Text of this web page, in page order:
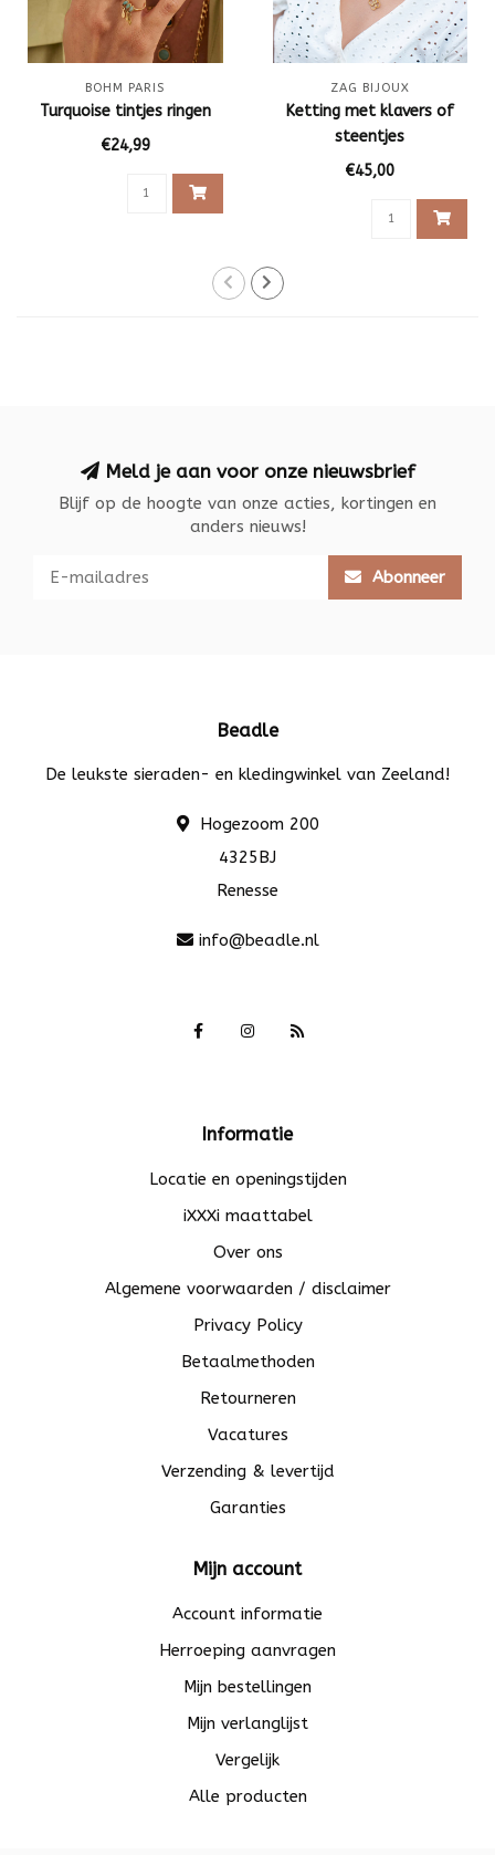
BOHM PARIS
Turquoise tintjes ringen
€24,99
ZAG BIJOUX
Ketting met klavers of
steentjes
€45,00
Meld je aan voor onze nieuwsbrief
Blijf op de hoogte van onze acties, kortingen en
anders nieuws!
Abonneer
Beadle
De leukste sieraden- en kledingwinkel van Zeeland!
Hogezoom 200
4325BJ
Renesse
info@beadle.nl
Informatie
Locatie en openingstijden
iXXXi maattabel
Over ons
Algemene voorwaarden / disclaimer
Privacy Policy
Betaalmethoden
Retourneren
Vacatures
Verzending & levertijd
Garanties
Mijn account
Account informatie
Herroeping aanvragen
Mijn bestellingen
Mijn verlanglijst
Vergelijk
Alle producten